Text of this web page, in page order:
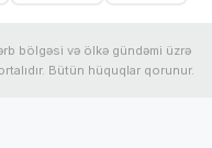
bölgəsi və ölkə gündəmi üzrə
Bütün hüquqlar qorunur.